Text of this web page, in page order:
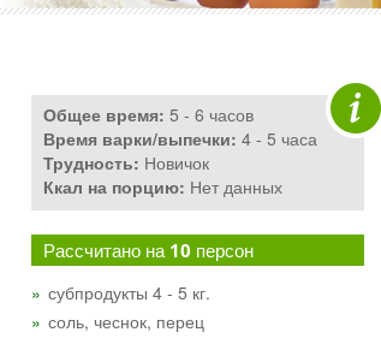
Общее время: 5 - 6 часов
Время варки/выпечки: 4 - 5 часа
Трудность: Новичок
Ккал на порцию: Нет данных
Рассчитано на 10 персон
субпродукты 4 - 5 кг.
соль, чеснок, перец